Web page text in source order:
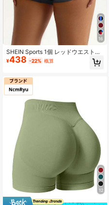
16
SHEIN Sports 1個 レッドウエストバ
ンド スポーツショーツ、シームレス
ニット 高弾性 快適なヨガ、フィット
¥438 -22% 概算
12